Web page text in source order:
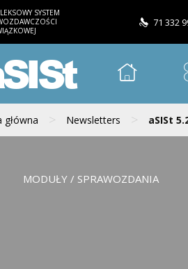
SYSTEM
71 332
główna > Newsletters > aSISt
MODUŁY / SPRAWOZDANIA